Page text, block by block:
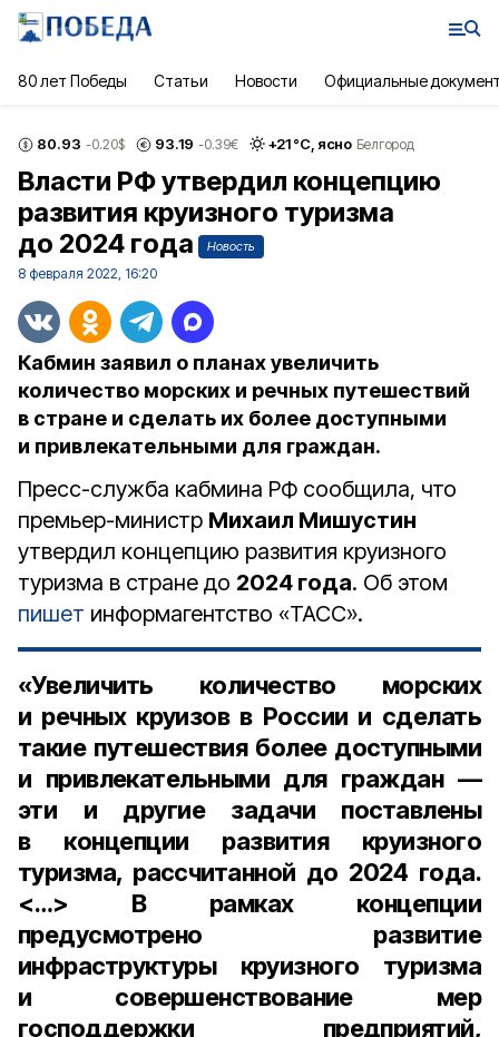
80 лет Победы Статьи Новости Официальные
80.93 -0.20$ 93.19 -0.39€ +21°С, ясно Белгород
Власти РФ утвердил концепцию
развития круизного туризма
до 2024 года
Новость
8 февраля 2022, 16:20
Кабмин заявил о планах увеличить
количество морских и речных путешествий
в стране и сделать их более доступными
и привлекательными для граждан.
Пресс-служба кабмина РФ сообщила, что
премьер-министр Михаил Мишустин
утвердил концепцию развития круизного
туризма в стране до 2024 года. Об этом
пишет информагентство «ТАСС».
«Увеличить количество морских
и речных круизов в России и сделать
такие путешествия более доступными
и привлекательными для граждан —
эти и другие задачи поставлены
в концепции развития круизного
туризма, рассчитанной до 2024 года.
<…> В рамках концепции
предусмотрено развитие
инфраструктуры круизного туризма
и совершенствование мер
господдержки предприятий,